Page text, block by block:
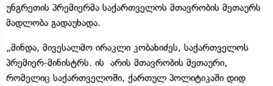
უნგრეთის პრემიერმა საქართველოს მთავრობის მეთაურს
მადლობა გადაუხადა.
„მინდა, მივესალმო ირაკლი კობახიძეს, საქართველოს
პრემიერ-მინისტრს. ის არის მთავრობის მეთაური,
რომელიც საქართველოში, ქართულ პოლიტიკაში დიდ